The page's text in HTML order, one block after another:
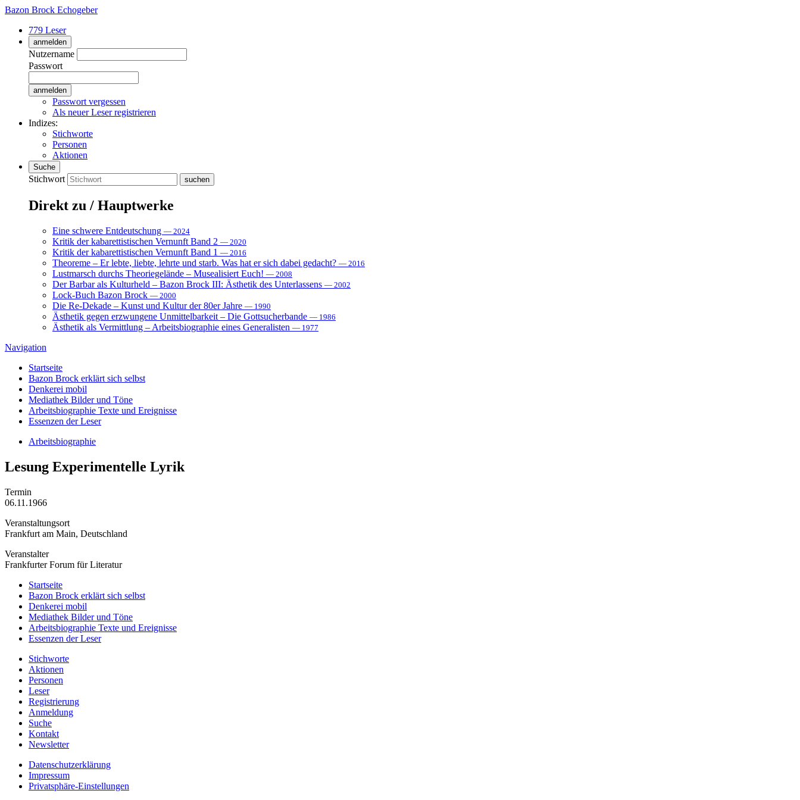
Bazon Brock Echogeber
779 Leser
anmelden
Nutzername
Passwort
Passwort vergessen
Als neuer Leser registrieren
Indizes:
Stichworte
Personen
Aktionen
Suche
Stichwort
Direkt zu / Hauptwerke
Eine schwere Entdeutschung — 2024
Kritik der kabarettistischen Vernunft Band 2 — 2020
Kritik der kabarettistischen Vernunft Band 1 — 2016
Theoreme – Er lebte, liebte, lehrte und starb. Was hat er sich dabei gedacht? — 2016
Lustmarsch durchs Theoriegelände – Musealisiert Euch! — 2008
Der Barbar als Kulturheld – Bazon Brock III: Ästhetik des Unterlassens — 2002
Lock-Buch Bazon Brock — 2000
Die Re-Dekade – Kunst und Kultur der 80er Jahre — 1990
Ästhetik gegen erzwungene Unmittelbarkeit – Die Gottsucherbande — 1986
Ästhetik als Vermittlung – Arbeitsbiographie eines Generalisten — 1977
Navigation
Startseite
Bazon Brock erklärt sich selbst
Denkerei mobil
Mediathek Bilder und Töne
Arbeitsbiographie Texte und Ereignisse
Essenzen der Leser
Arbeitsbiographie
Lesung Experimentelle Lyrik
Termin
06.11.1966
Veranstaltungsort
Frankfurt am Main, Deutschland
Veranstalter
Frankfurter Forum für Literatur
Startseite
Bazon Brock erklärt sich selbst
Denkerei mobil
Mediathek Bilder und Töne
Arbeitsbiographie Texte und Ereignisse
Essenzen der Leser
Stichworte
Aktionen
Personen
Leser
Registrierung
Anmeldung
Suche
Kontakt
Newsletter
Datenschutzerklärung
Impressum
Privatsphäre-Einstellungen